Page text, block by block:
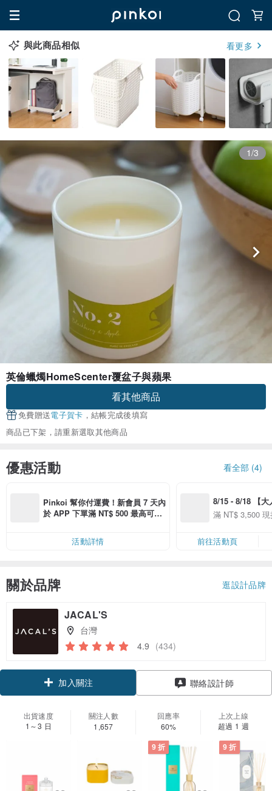
與此商品相似 看更多
1/3
英倫蠟燭HomeScenter覆盆子與蘋果
看其他商品
免費贈送電子賀卡 ，結帳完成後填寫
商品已下架，請重新選取其他商品
優惠活動 看全部 (4)
Pinkoi 幫你付運費！新會員 7 天內
於 APP 下單滿 NT$ 500 最高可折
活動詳情
8/15 - 8/18 【大
季】滿
50
滿 NT$ 3,500
前往活動頁
關於品牌 逛設計品牌
JACAL'S
台灣
4.9 (434)
加入關注 聯絡設計師
出貨速度
1～3 日
關注人數
1,657
回應率
60%
上次上線
超過 1 週
9 折 9 折